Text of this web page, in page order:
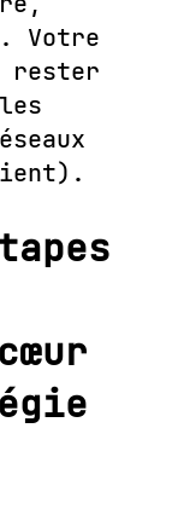
Votre
rester